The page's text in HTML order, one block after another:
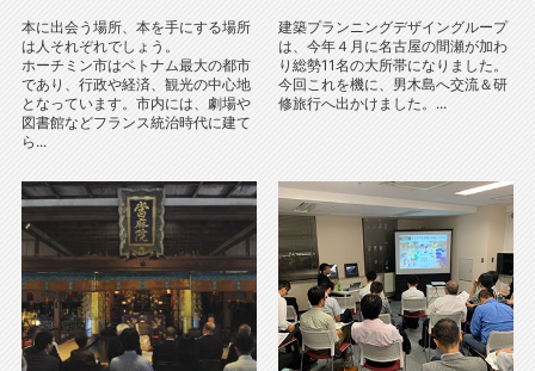
本に出会う場所、本を手にする場所
は人それぞれでしょう。
ホーチミン市はベトナム最大の都市
であり、行政や経済、観光の中心地
となっています。市内には、劇場や
図書館などフランス統治時代に建て
ら...
建築プランニングデザイングループ
は、今年４月に名古屋の間瀬が加わ
り総勢11名の大所帯になりました。
今回これを機に、男木島へ交流＆研
修旅行へ出かけました。...